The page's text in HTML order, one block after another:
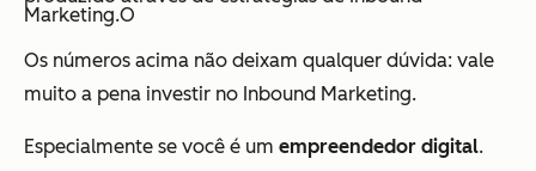
Marketing.O
Os números acima não deixam qualquer dúvida: vale
muito a pena investir no Inbound Marketing.
Especialmente se você é um empreendedor digital.